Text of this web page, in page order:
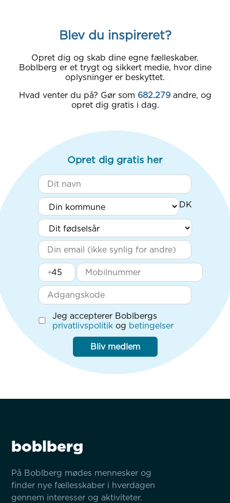
Blev du inspireret?
Opret dig og skab dine egne fælleskaber.
Boblberg er et trygt og sikkert medie, hvor dine
oplysninger er beskyttet.
Hvad venter du på? Gør som 682.279 andre, og
opret dig gratis i dag.
Opret dig gratis her
+
Jeg accepterer Boblbergs
privatlivspolitik og betingelser
Bliv medlem
boblberg
På Boblberg mødes mennesker og
finder nye fællesskaber i hverdagen
gennem interesser og aktiviteter.